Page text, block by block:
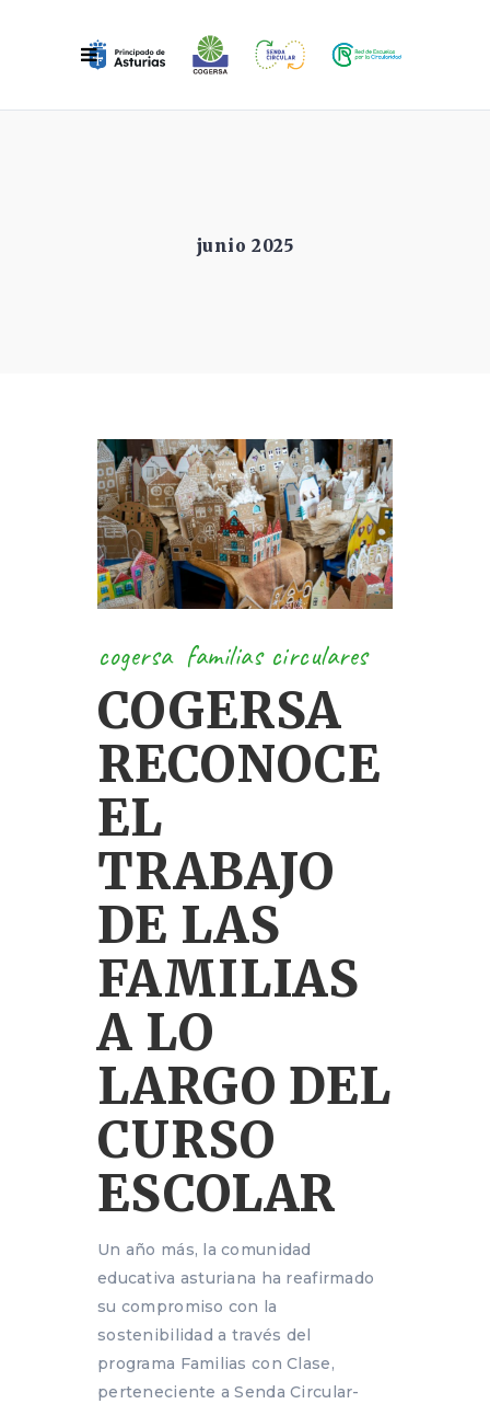
junio 2025
cogersa familias circulares
COGERSA
RECONOCE
EL
TRABAJO
DE LAS
FAMILIAS
A LO
LARGO DEL
CURSO
ESCOLAR
Un año más, la comunidad
educativa asturiana ha reafirmado
su compromiso con la
sostenibilidad a través del
programa Familias con Clase,
perteneciente a Senda Circular-